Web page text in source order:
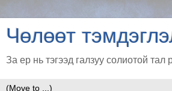
Чөлөөт
За ер нь тэгээд галзуу солиотой тал